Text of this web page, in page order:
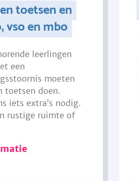
toetsen en
vso en mbo
leerlingen
een
moeten
toetsen doen.
iets extra’s nodig.
rustige ruimte of